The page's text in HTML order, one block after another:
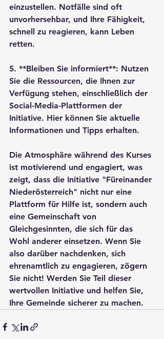
einzustellen. Notfälle sind oft
unvorhersehbar, und Ihre Fähigkeit,
schnell zu reagieren, kann Leben
retten.
5. **Bleiben Sie informiert**: Nutzen
Sie die Ressourcen, die Ihnen zur
Verfügung stehen, einschließlich der
Social-Media-Plattformen der
Initiative. Hier können Sie aktuelle
Informationen und Tipps erhalten.
Die Atmosphäre während des Kurses
ist motivierend und engagiert, was
zeigt, dass die Initiative "Füreinander
Niederösterreich" nicht nur eine
Plattform für Hilfe ist, sondern auch
eine Gemeinschaft von
Gleichgesinnten, die sich für das
Wohl anderer einsetzen. Wenn Sie
also darüber nachdenken, sich
ehrenamtlich zu engagieren, zögern
Sie nicht! Werden Sie Teil dieser
wertvollen Initiative und helfen Sie,
Ihre Gemeinde sicherer zu machen.